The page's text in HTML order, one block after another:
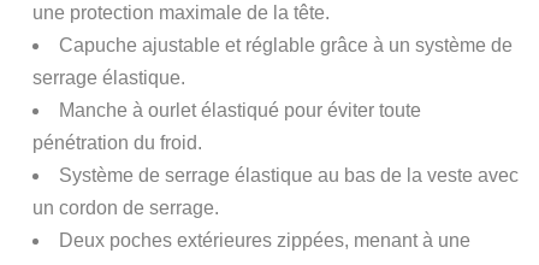
une protection maximale de la tête.
Capuche ajustable et réglable grâce à un système de
serrage élastique.
Manche à ourlet élastiqué pour éviter toute
pénétration du froid.
Système de serrage élastique au bas de la veste avec
un cordon de serrage.
Deux poches extérieures zippées, menant à une